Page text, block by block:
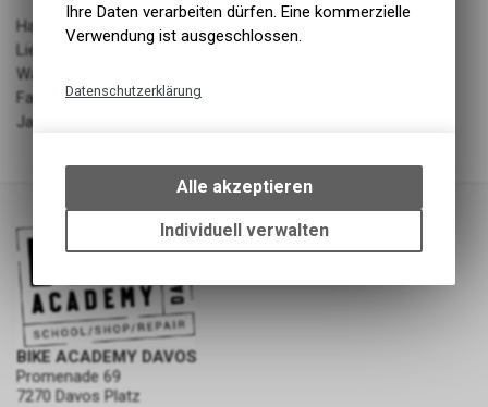
Hauptmaterial: 100% Polyester, Futter: 100% Polyester
Lieferant: Namuk
Warengruppe: Bekleidung - Kinder
Farbe: True navy
Jahrgang: SS24
BIKE ACADEMY DAVOS
Promenade 69
7270 Davos Platz
Ihre Daten verarbeiten dürfen. Eine kommerzielle
Verwendung ist ausgeschlossen.
Datenschutzerklärung
bestimmte Interaktionen und
Einstellungen auf Ihrem Gerät,
um die grundlegenden
Funktionen unseres Online-
des Warenkorbs, zu
ermöglichen. Bitte beachten Sie,
dass die gespeicherten Daten
keinerlei Rückschlüsse auf Ihre
Alle akzeptieren
Individuell verwalten